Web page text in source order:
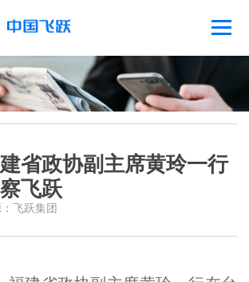
省政协副主席黄玲一行
飞跃
飞跃集团